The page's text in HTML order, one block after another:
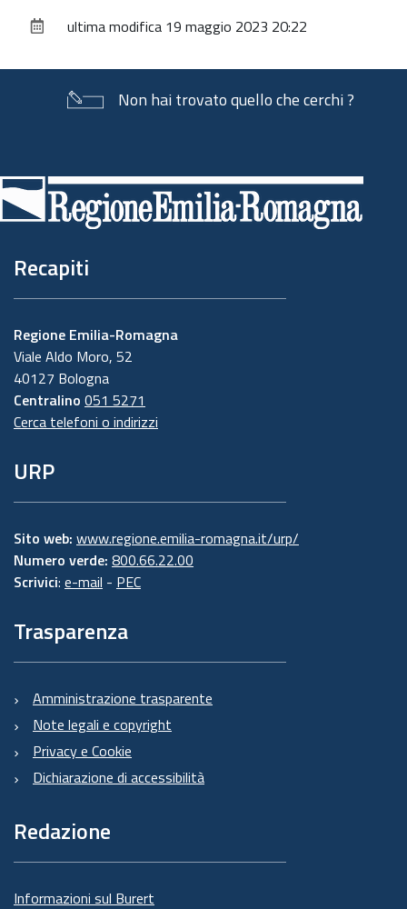
documentoultima modifica 19 maggio 2023 20:22
Non hai trovato quello che cerchi ?
di
pagina
Recapiti
Regione Emilia-Romagna
Viale Aldo Moro, 52
40127 Bologna
Centralino 051 5271
Cerca telefoni o indirizzi
URP
Sito web: www.regione.emilia-romagna.it/urp/
Numero verde: 800.66.22.00
Scrivici: e-mail - PEC
Trasparenza
Amministrazione trasparente
Note legali e copyright
Privacy e Cookie
Dichiarazione di accessibilità
Redazione
Informazioni sul Burert